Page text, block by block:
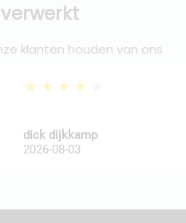
klanten houden van ons
★★★★★
dick dijkkamp
2026-08-03